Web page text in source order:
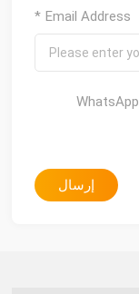
* Email Address
WhatsApp
إرسال